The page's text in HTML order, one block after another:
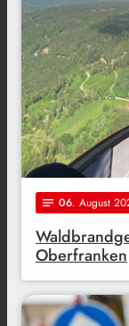
notes 06. August
Oberfranken